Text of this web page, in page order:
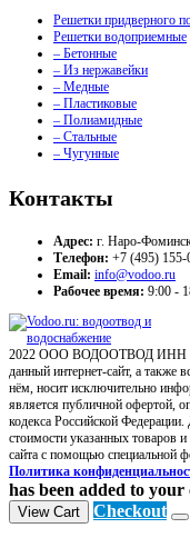
Решетки придверного
Решетки водоприемные
– Бетонные
– Из нержавейки
– Медные
– Пластиковые
– Полиамидные
– Стальные
– Чугунные
Контакты
Адрес: г. Наро-
Телефон: +7 (495) 155-
Email: info@vodoo.ru
Рабочее время: 9:00 -
2022 ООО ВОДООТВОД ИНН
данный интернет-сайт, а также
нём, носит исключительно
является публичной офертой,
кодекса Российской
стоимости указанных товаров
сайта с помощью специальной
Политика
has been added to your
View Cart Checkout